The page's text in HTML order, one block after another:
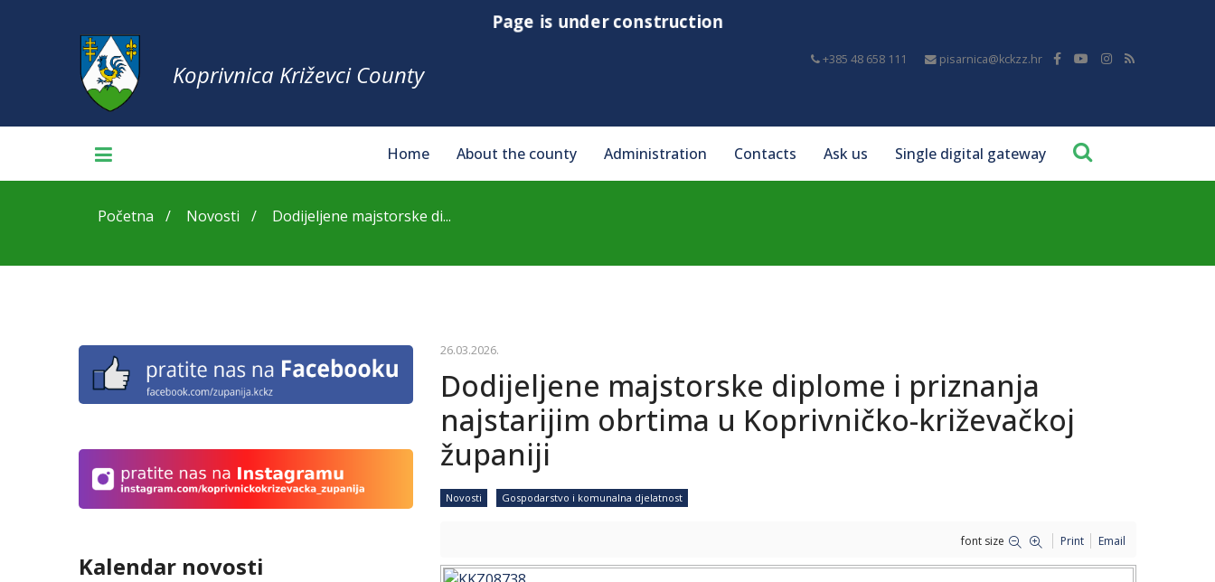
Page is under construction
+385 48 658 111 pisarnica@kckzz.hr
Koprivnica Križevci County
Home About the county Administration Contacts Ask us Single digital gateway
Početna Novosti Dodijeljene majstorske di...
Kalendar novosti
26.03.2026.
Dodijeljene majstorske diplome i priznanja
najstarijim obrtima u Koprivničko-križevačkoj
županiji
Novosti Gospodarstvo i komunalna djelatnost
font size Print Email